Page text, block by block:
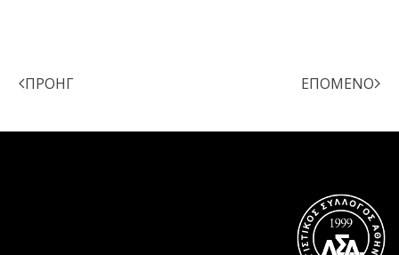
ΠΡΟΗΓ ΕΠΌΜΕΝΟ